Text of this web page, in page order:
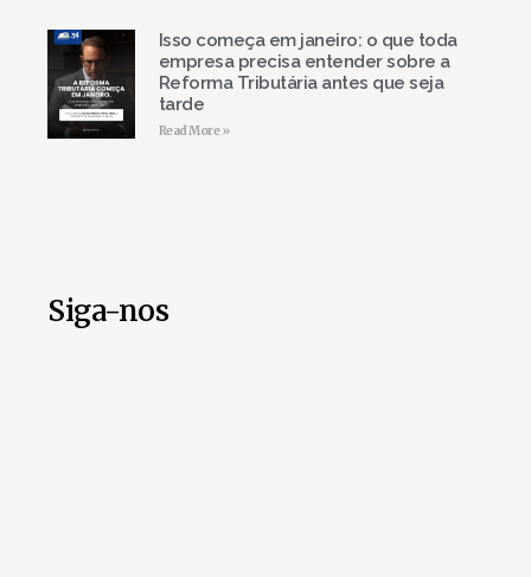
Isso começa em janeiro: o que toda
empresa precisa entender sobre a
Reforma Tributária antes que seja
tarde
Read More »
Siga-nos